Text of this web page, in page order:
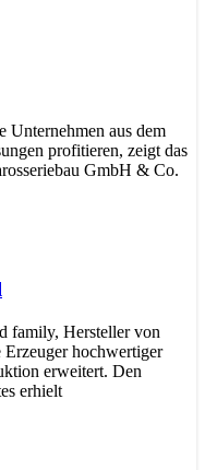
Unternehmen aus dem
profitieren, zeigt das
GmbH & Co.
family, Hersteller von
hochwertiger
erweitert. Den
erhielt